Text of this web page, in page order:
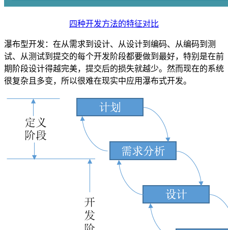
四种开发方法的特征对比
瀑布型开发：在从需求到设计、从设计到编码、从编码到测
试、从测试到提交的每个开发阶段都要做到最好，特别是在前
期阶段设计得越完美，提交后的损失就越少。然而现在的系统
很复杂且多变，所以很难在现实中应用瀑布式开发。